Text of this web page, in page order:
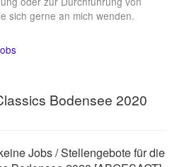
sich gerne an mich wenden.
Bodensee 2020
Jobs / Stellengebote für die